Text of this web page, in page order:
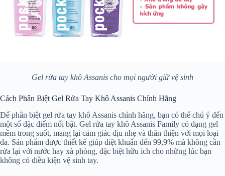
Gel rửa tay khô Assanis cho mọi người giữ vệ sinh
Cách Phân Biệt Gel Rửa Tay Khô Assanis Chính Hãng
Để phân biệt gel rửa tay khô Assanis chính hãng, bạn có thể chú ý đến
một số đặc điểm nổi bật. Gel rửa tay khô Assanis Family có dạng gel
mềm trong suốt, mang lại cảm giác dịu nhẹ và thân thiện với mọi loại
da. Sản phẩm được thiết kế giúp diệt khuẩn đến 99,9% mà không cần
rửa lại với nước hay xà phòng, đặc biệt hữu ích cho những lúc bạn
không có điều kiện vệ sinh tay.